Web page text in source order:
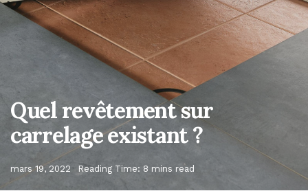
Quel revêtement sur
carrelage existant ?
mars 19, 2022 Reading Time: 8 mins read